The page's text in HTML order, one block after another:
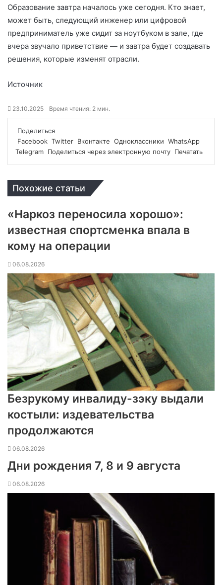
Образование завтра началось уже сегодня. Кто знает,
может быть, следующий инженер или цифровой
предприниматель уже сидит за ноутбуком в зале, где
вчера звучало приветствие — и завтра будет создавать
решения, которые изменят отрасли.
Источник
23.10.2025 Время чтения: 2 мин.
Поделиться
Facebook Twitter Вконтакте Одноклассники WhatsApp
Telegram Поделиться через электронную почту Печатать
Похожие статьи
«Наркоз переносила хорошо»:
известная спортсменка впала в
кому на операции
06.08.2026
Безрукому инвалиду-зэку выдали
костыли: издевательства
продолжаются
06.08.2026
Дни рождения 7, 8 и 9 августа
06.08.2026